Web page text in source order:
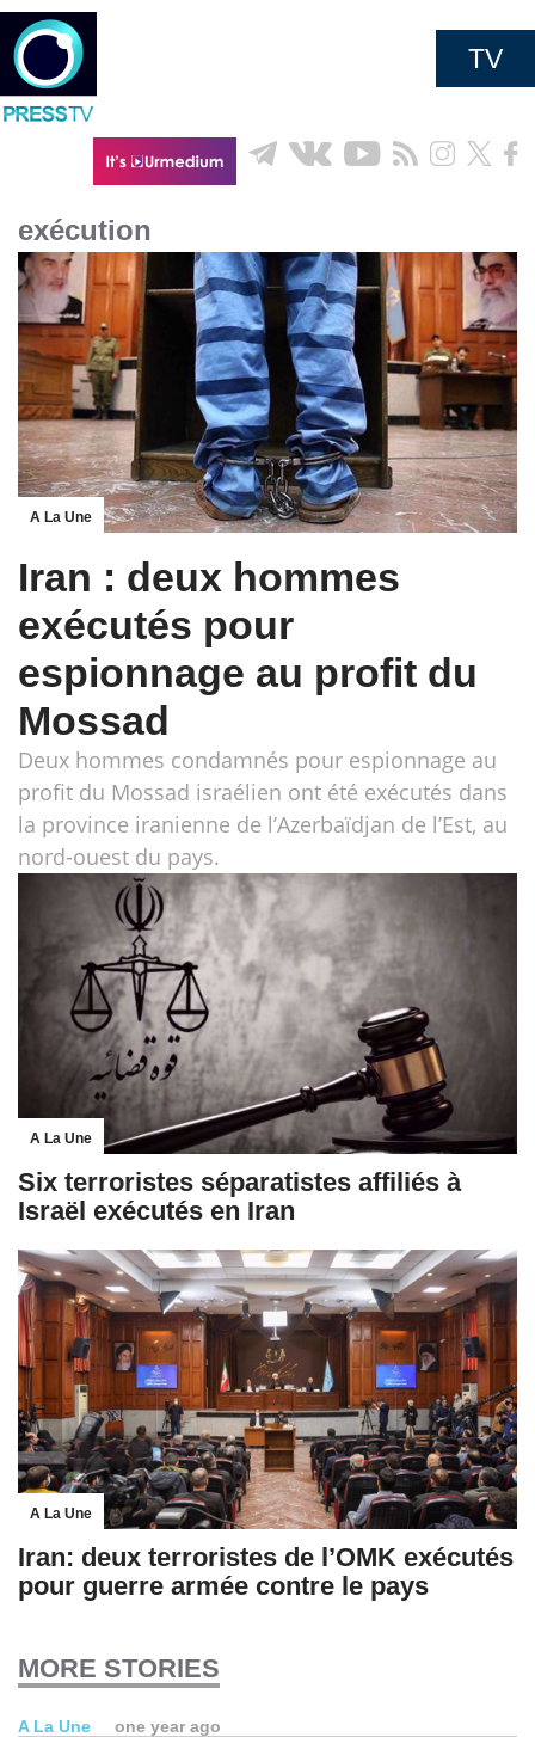
TV
exécution
A La Une
Iran : deux hommes
exécutés pour
espionnage au profit du
Mossad
Deux hommes condamnés pour espionnage au
profit du Mossad israélien ont été exécutés dans
la province iranienne de l’Azerbaïdjan de l’Est, au
nord-ouest du pays.
A La Une
Six terroristes séparatistes affiliés à
Israël exécutés en Iran
A La Une
Iran: deux terroristes de l’OMK exécutés
pour guerre armée contre le pays
MORE STORIES
A La Une one year ago